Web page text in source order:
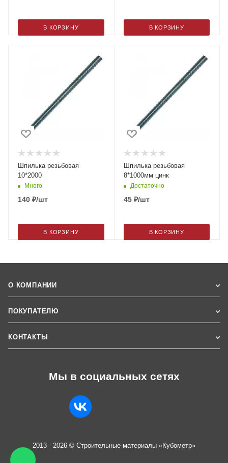
В КОРЗИНУ В КОРЗИНУ
Шпилька резьбовая
10*2000
Много
140 ₽/шт
В КОРЗИНУ
Шпилька резьбовая
8*1000мм цинк
Достаточно
45₽/шт
В КОРЗИНУ
О КОМПАНИИ
ПОКУПАТЕЛЮ
КОНТАКТЫ
Мы в социальных сетях
2013 - 2026 © Строительные материалы «Кубометр»